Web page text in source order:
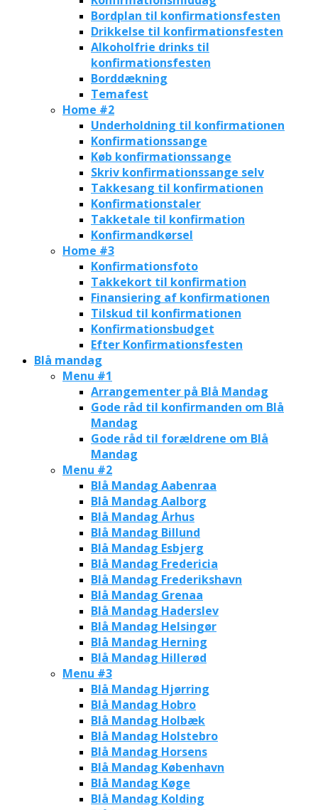
Bordplan til konfirmationsfesten
Drikkelse til konfirmationsfesten
Alkoholfrie drinks til
konfirmationsfesten
Borddækning
Temafest
Home #2
Underholdning til konfirmationen
Konfirmationssange
Køb konfirmationssange
Skriv konfirmationssange selv
Takkesang til konfirmationen
Konfirmationstaler
Takketale til konfirmation
Konfirmandkørsel
Home #3
Konfirmationsfoto
Takkekort til konfirmation
Finansiering af konfirmationen
Tilskud til konfirmationen
Konfirmationsbudget
Efter Konfirmationsfesten
Blå mandag
Menu #1
Arrangementer på Blå Mandag
Gode råd til konfirmanden om Blå
Mandag
Gode råd til forældrene om Blå
Mandag
Menu #2
Blå Mandag Aabenraa
Blå Mandag Aalborg
Blå Mandag Århus
Blå Mandag Billund
Blå Mandag Esbjerg
Blå Mandag Fredericia
Blå Mandag Frederikshavn
Blå Mandag Grenaa
Blå Mandag Haderslev
Blå Mandag Helsingør
Blå Mandag Herning
Blå Mandag Hillerød
Menu #3
Blå Mandag Hjørring
Blå Mandag Hobro
Blå Mandag Holbæk
Blå Mandag Holstebro
Blå Mandag Horsens
Blå Mandag København
Blå Mandag Køge
Blå Mandag Kolding